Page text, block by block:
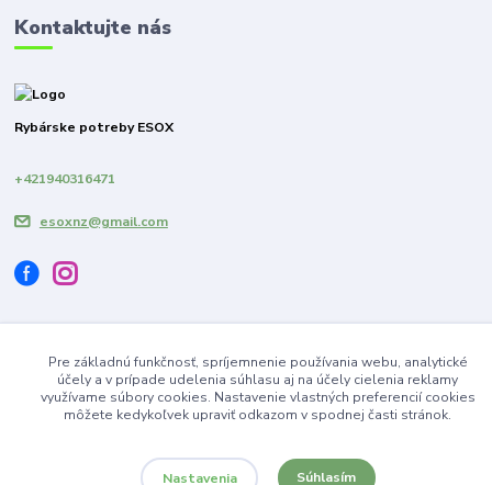
Kontaktujte nás
Rybárske potreby ESOX
+421940316471
esoxnz@gmail.com
Vytvorené na Eshop-rychlo.sk
Pre základnú funkčnosť, spríjemnenie používania webu, analytické
účely a v prípade udelenia súhlasu aj na účely cielenia reklamy
využívame súbory cookies. Nastavenie vlastných preferencií cookies
môžete kedykoľvek upraviť odkazom v spodnej časti stránok.
Nastavenia Súhlasím